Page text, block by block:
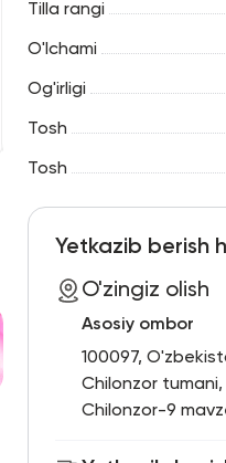
Tilla rangi
O'lchami
Og'irligi
Tosh
Tosh
Yetkazib berish
O'zingiz olish
Asosiy ombor
100097,
Chilonzor tumani,
Chilonzor-9